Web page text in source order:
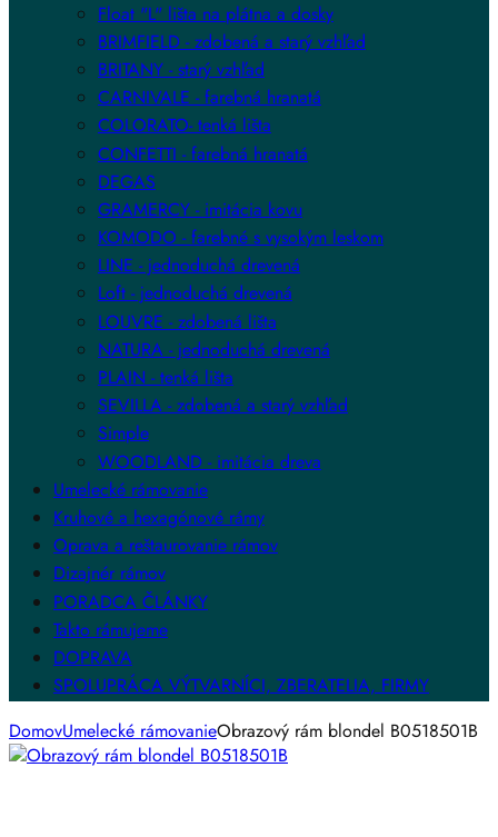
Float "L" lišta na plátna a dosky
BRIMFIELD - zdobená a starý vzhľad
BRITANY - starý vzhľad
CARNIVALE - farebná hranatá
COLORATO- tenká lišta
CONFETTI - farebná hranatá
DEGAS
GRAMERCY - imitácia kovu
KOMODO - farebné s vysokým leskom
LINE - jednoduchá drevená
Loft - jednoduchá drevená
LOUVRE - zdobená lišta
NATURA - jednoduchá drevená
PLAIN - tenká lišta
SEVILLA - zdobená a starý vzhľad
Simple
WOODLAND - imitácia dreva
Umelecké rámovanie
Kruhové a hexagónové rámy
Oprava a reštaurovanie rámov
Dizajnér rámov
PORADCA ČLÁNKY
Takto rámujeme
DOPRAVA
SPOLUPRÁCA VÝTVARNÍCI, ZBERATELIA, FIRMY
DomovUmelecké rámovanieObrazový rám blondel B0518501B